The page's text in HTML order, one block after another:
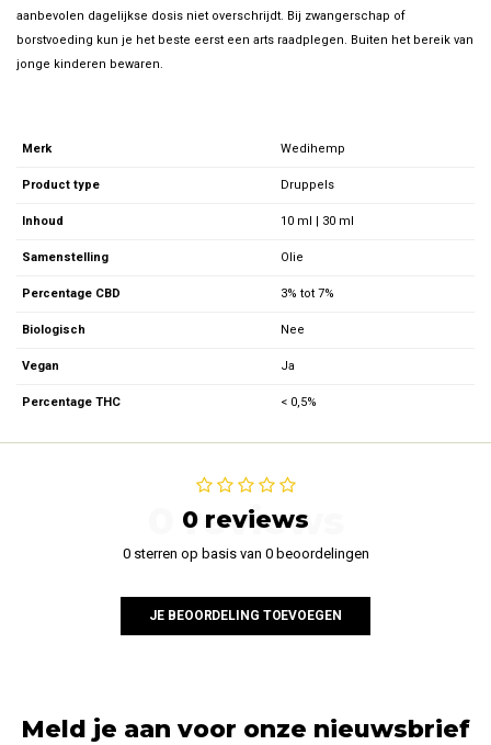
aanbevolen dagelijkse dosis niet overschrijdt. Bij zwangerschap of
borstvoeding kun je het beste eerst een arts raadplegen. Buiten het bereik van
jonge kinderen bewaren.
Merk Wedihemp
Product type Druppels
Inhoud 10 ml | 30 ml
Samenstelling Olie
Percentage CBD 3% tot 7%
Biologisch Nee
Vegan Ja
Percentage THC < 0,5%
0 reviews
0 reviews
0 sterren op basis van 0 beoordelingen
JE BEOORDELING TOEVOEGEN
Meld je aan voor onze nieuwsbrief